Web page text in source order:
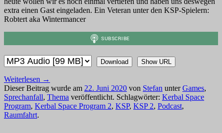
extra einen Gast eingeladen. Ein Veteran unter den KSP-Spielern:
Robtert aka Wintermancer
Download Show URL
Weiterlesen →
Dieser Beitrag wurde am 22. Juni 2020 von Stefan unterGames,
Sprechanfall, Thema veröffentlicht. Schlagwörter: Kerbal Space
Program, Kerbal Space Program 2, KSP, KSP 2, Podcast,
Raumfahrt.